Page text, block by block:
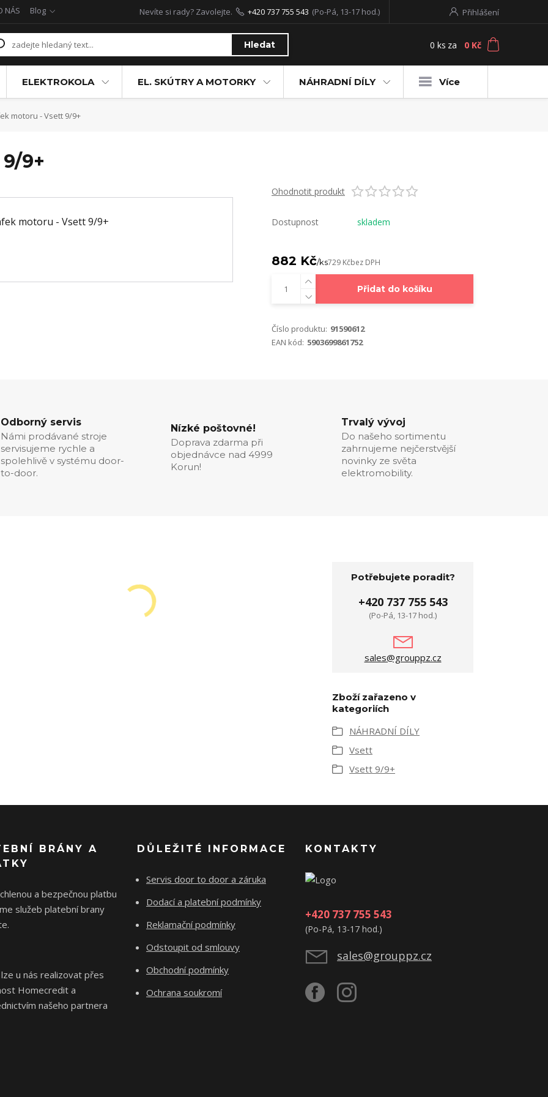
NÁS Blog Přihlášení
Hledat
Nevíte si rady? Zavolejte. +420 737 755 543 (Po-Pá, 13-17 hod.)
0 ks za 0 Kč
ELEKTROKOLA EL. SKÚTRY A MOTORKY NÁHRADNÍ DÍLY Více
motoru - Vsett 9/9+
9+
Ohodnotit produkt
Dostupnost skladem
882 Kč/ks729 Kčbez DPH
Přidat do košíku
Číslo produktu: 91590612
EAN kód: 5903699861752
Odborný servis
Námi prodávané stroje
servisujeme rychle a
spolehlivě v systému door-
to-door.
Nízké poštovné!
Doprava zdarma při
objednávce nad 4999
Korun!
Trvalý vývoj
Do našeho sortimentu
zahrnujeme nejčerstvější
novinky ze světa
elektromobility.
Potřebujete poradit?
+420 737 755 543
(Po-Pá, 13-17 hod.)
sales@grouppz.cz
Zboží zařazeno v
kategoriích
NÁHRADNÍ DÍLY
Vsett
Vsett 9/9+
BRÁNY A
a bezpečnou platbu
služeb platební brany
u nás realizovat přes
Homecredit a
našeho partnera
DŮLEŽITÉ INFORMACE
Servis door to door a záruka
Dodací a platební podmínky
Reklamační podmínky
Odstoupit od smlouvy
Obchodní podmínky
Ochrana soukromí
KONTAKTY
+420 737 755 543
(Po-Pá, 13-17 hod.)
sales@grouppz.cz